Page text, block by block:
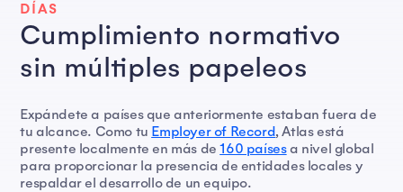
DÍAS
Cumplimiento normativo
sin múltiples papeleos
Expándete a países que anteriormente estaban fuera de
tu alcance. Como tu Employer of Record, Atlas está
presente localmente en más de160 paísesa nivel global
para proporcionar la presencia de entidades locales y
respaldar el desarrollo de un equipo.